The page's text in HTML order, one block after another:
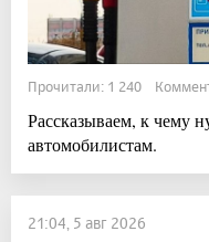
Прочитали: 1 240
Рассказываем, к чему
автомобилистам.
21:04, 5 авг 2026